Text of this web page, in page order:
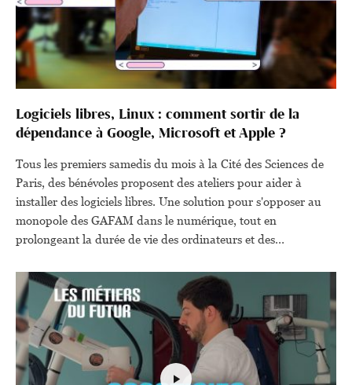
Logiciels libres, Linux : comment sortir de la
dépendance à Google, Microsoft et Apple ?
Tous les premiers samedis du mois à la Cité des Sciences de
Paris, des bénévoles proposent des ateliers pour aider à
installer des logiciels libres. Une solution pour s'opposer au
monopole des GAFAM dans le numérique, tout en
prolongeant la durée de vie des ordinateurs et des